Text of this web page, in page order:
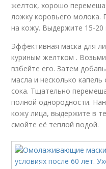
желток, хорошо
ложку коровьего молока.
на кожу. Выдержите 15-20
Эффективная маска для
куриным желтком .
взбейте его. Затем
масла и несколько
сока. Тщательно
полной однородности.
кожу лица, выдержите в
смойте её теплой водой.